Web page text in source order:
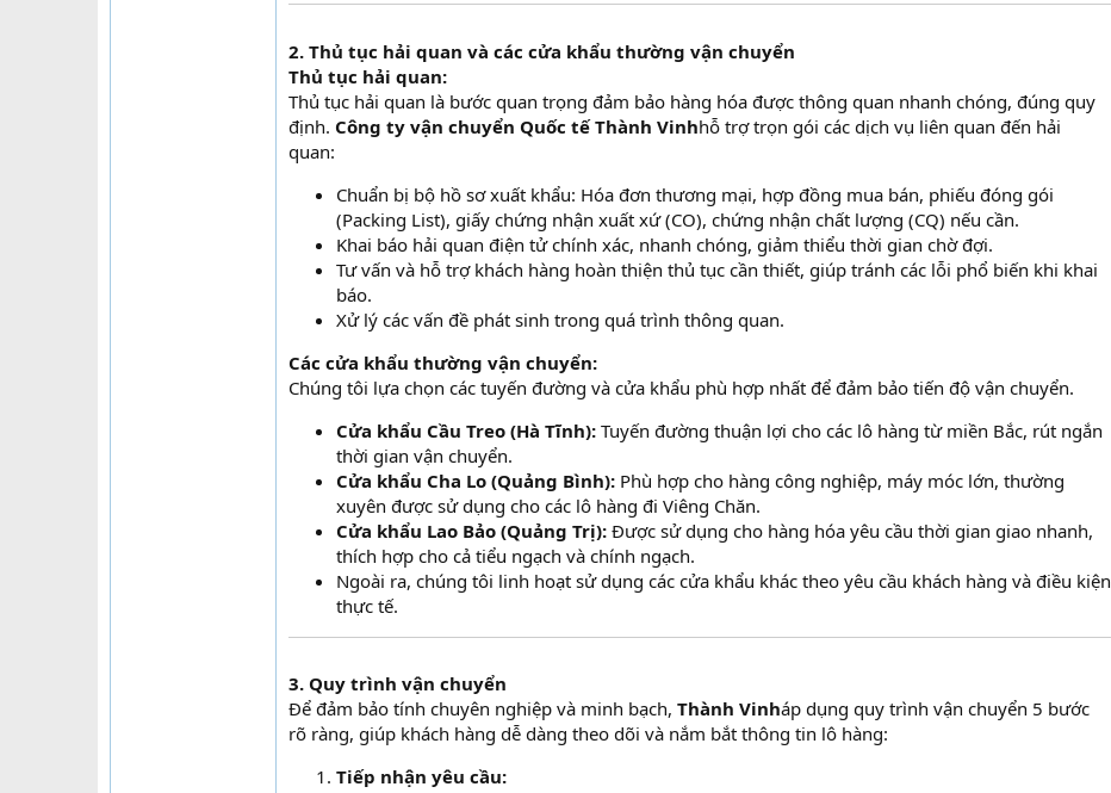
2. Thủ tục hải quan và các cửa khẩu thường vận chuyển
Thủ tục hải quan:
Thủ tục hải quan là bước quan trọng đảm bảo hàng hóa được thông quan nhanh chóng, đúng quy
định. Công ty vận chuyển Quốc tế Thành Vinhhỗ trợ trọn gói các dịch vụ liên quan đến hải
quan:
Chuẩn bị bộ hồ sơ xuất khẩu: Hóa đơn thương mại, hợp đồng mua bán, phiếu đóng gói
(Packing List), giấy chứng nhận xuất xứ (CO), chứng nhận chất lượng (CQ) nếu cần.
Khai báo hải quan điện tử chính xác, nhanh chóng, giảm thiểu thời gian chờ đợi.
Tư vấn và hỗ trợ khách hàng hoàn thiện thủ tục cần thiết, giúp tránh các lỗi phổ biến khi khai
báo.
Xử lý các vấn đề phát sinh trong quá trình thông quan.
Các cửa khẩu thường vận chuyển:
Chúng tôi lựa chọn các tuyến đường và cửa khẩu phù hợp nhất để đảm bảo tiến độ vận chuyển.
Cửa khẩu Cầu Treo (Hà Tĩnh): Tuyến đường thuận lợi cho các lô hàng từ miền Bắc, rút ngắn
thời gian vận chuyển.
Cửa khẩu Cha Lo (Quảng Bình): Phù hợp cho hàng công nghiệp, máy móc lớn, thường
xuyên được sử dụng cho các lô hàng đi Viêng Chăn.
Cửa khẩu Lao Bảo (Quảng Trị): Được sử dụng cho hàng hóa yêu cầu thời gian giao nhanh,
thích hợp cho cả tiểu ngạch và chính ngạch.
Ngoài ra, chúng tôi linh hoạt sử dụng các cửa khẩu khác theo yêu cầu khách hàng và điều kiện
thực tế.
3. Quy trình vận chuyển
Để đảm bảo tính chuyên nghiệp và minh bạch, Thành Vinháp dụng quy trình vận chuyển 5 bước
rõ ràng, giúp khách hàng dễ dàng theo dõi và nắm bắt thông tin lô hàng:
Tiếp nhận yêu cầu: